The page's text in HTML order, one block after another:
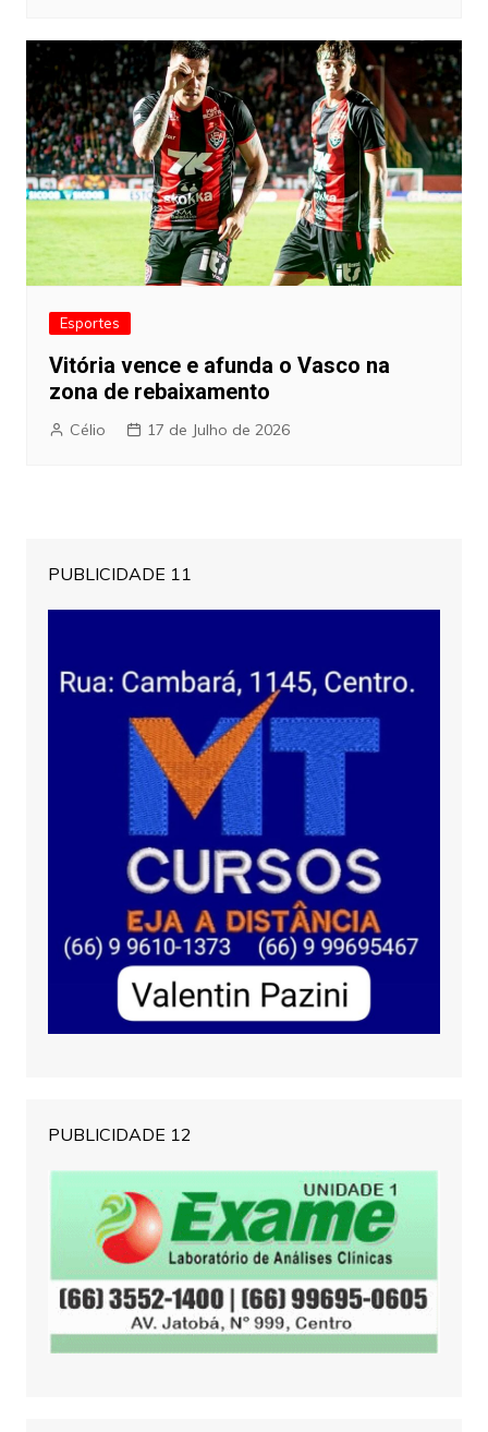
Esportes
Vitória vence e afunda o Vasco na
zona de rebaixamento
Célio 17 de Julho de 2026
PUBLICIDADE 11
PUBLICIDADE 12